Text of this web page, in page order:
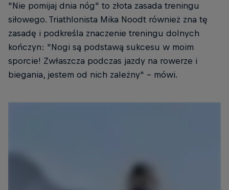
"Nie pomijaj dnia nóg" to złota zasada treningu
siłowego. Triathlonista Mika Noodt również zna tę
zasadę i podkreśla znaczenie treningu dolnych
kończyn: "Nogi są podstawą sukcesu w moim
sporcie! Zwłaszcza podczas jazdy na rowerze i
biegania, jestem od nich zależny" - mówi.